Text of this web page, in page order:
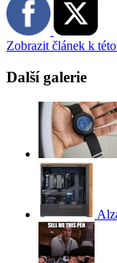
Zobrazit článek k
Další galerie